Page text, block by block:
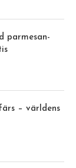
parmesan-
– världens